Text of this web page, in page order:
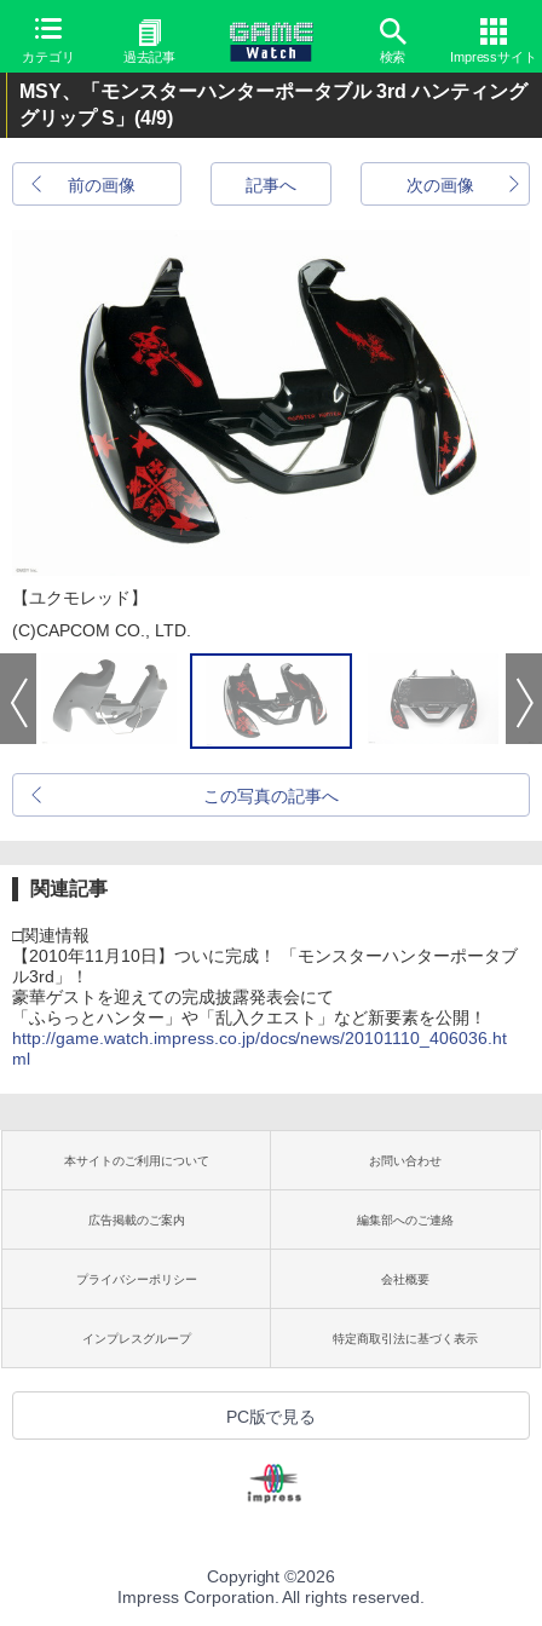
カテゴリ 過去記事 検索 Impressサイト
MSY、「モンスターハンターポータブル 3rd ハンティング
グリップ S」 (4/9)
前の画像 次の画像
記事へ
【ユクモレッド】
(C)CAPCOM CO., LTD.
この写真の記事へ
関連記事
□関連情報
【2010年11月10日】ついに完成！ 「モンスターハンターポータブ
ル3rd」！
豪華ゲストを迎えての完成披露発表会にて
「ふらっとハンター」や「乱入クエスト」など新要素を公開！
http://game.watch.impress.co.jp/docs/news/20101110_406036.ht
ml
本サイトのご利用について お問い合わせ
広告掲載のご案内 編集部へのご連絡
プライバシーポリシー 会社概要
インプレスグループ 特定商取引法に基づく表示
PC版で見る
Copyright ©2026
Impress Corporation. All rights reserved.